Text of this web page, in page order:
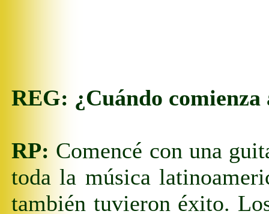
REG: ¿Cuándo
RP: Comencé con una
todala música
también tuvieron éxito.